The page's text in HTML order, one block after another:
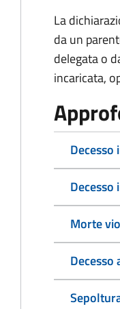
La
da un
delegata o
incaricata,
Decesso
Decesso
Morte